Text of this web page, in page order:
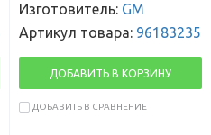
Изготовитель: GM
Артикул товара: 96183235
ДОБАВИТЬ В КОРЗИНУ
ДОБАВИТЬ В СРАВНЕНИЕ